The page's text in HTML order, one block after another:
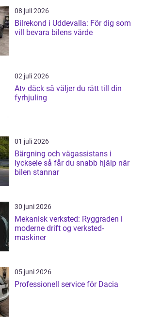
08 juli 2026
Bilrekond i Uddevalla: För dig som
vill bevara bilens värde
02 juli 2026
Atv däck så väljer du rätt till din
fyrhjuling
01 juli 2026
Bärgning och vägassistans i
lycksele så får du snabb hjälp när
bilen stannar
30 juni 2026
Mekanisk verksted: Ryggraden i
moderne drift og verksted-
maskiner
05 juni 2026
Professionell service för Dacia